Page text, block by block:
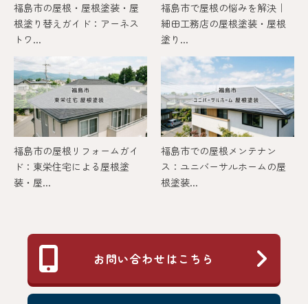
福島市の屋根・屋根塗装・屋
根塗り替えガイド：アーネス
トワ...
福島市で屋根の悩みを解決｜
細田工務店の屋根塗装・屋根
塗り...
福島市の屋根リフォームガイ
ド：東栄住宅による屋根塗
装・屋...
福島市での屋根メンテナン
ス：ユニバーサルホームの屋
根塗装...
お問い合わせはこちら